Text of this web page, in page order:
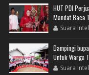
HUT PDI
Mandat Baca
Suara
Dampingi
Untuk Warga
Suara